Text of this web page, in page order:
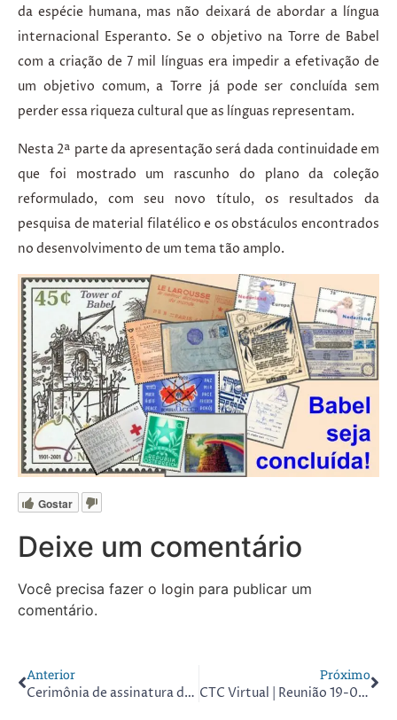
da espécie humana, mas não deixará de abordar a língua
internacional Esperanto. Se o objetivo na Torre de Babel
com a criação de 7 mil línguas era impedir a efetivação de
um objetivo comum, a Torre já pode ser concluída sem
perder essa riqueza cultural que as línguas representam.
Nesta 2ª parte da apresentação será dada continuidade em
que foi mostrado um rascunho do plano da coleção
reformulado, com seu novo título, os resultados da
pesquisa de material filatélico e os obstáculos encontrados
no desenvolvimento de um tema tão amplo.
Gostar
Deixe um comentário
Você precisa fazer o login para publicar um
comentário.
Anterior
Cerimônia de assinatura do Roll of Distinguished Philatelists em Londres
Próximo
CTC Virtual | Reunião 19-03-2022